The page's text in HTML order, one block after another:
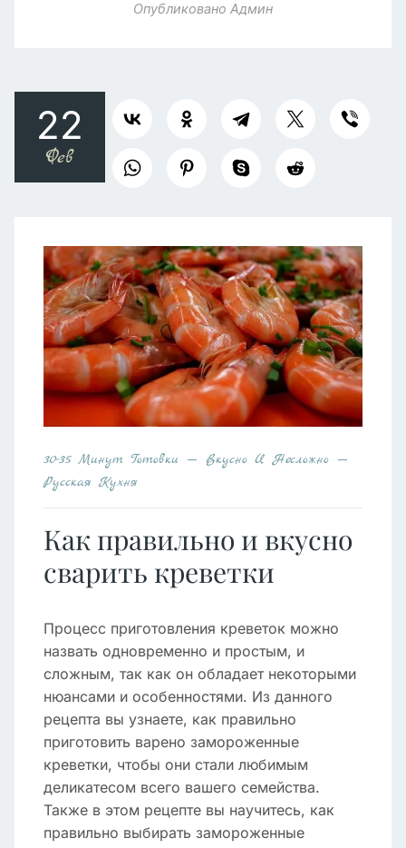
Опубликовано Админ
22
Фев
30-35 Минут Готовки
Вкусно И Несложно
Русская Кухня
Как правильно и вкусно
сварить креветки
Процесс приготовления креветок можно
назвать одновременно и простым, и
сложным, так как он обладает некоторыми
нюансами и особенностями. Из данного
рецепта вы узнаете, как правильно
приготовить варено замороженные
креветки, чтобы они стали любимым
деликатесом всего вашего семейства.
Также в этом рецепте вы научитесь, как
правильно выбирать замороженные